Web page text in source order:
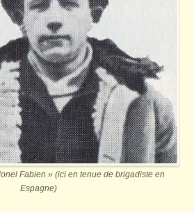
Fabien » (ici en tenue de brigadiste en
Espagne)